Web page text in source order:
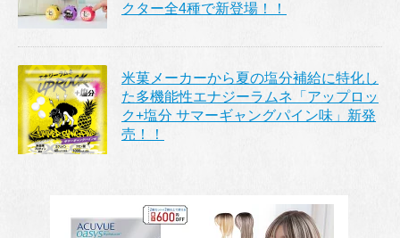
クター全4種で新登場！！
米菓メーカーから夏の塩分補給に特化し
た多機能性エナジーラムネ「アップロッ
ク+塩分 サマーギャングパイン味」新発
売！！